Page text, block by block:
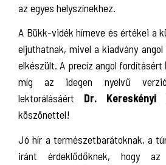
az egyes helyszínekhez.
A Bükk-vidék hírneve és értékei a
eljuthatnak, mivel a kiadvány
elkészült. A precíz angol fordításért
míg az idegen nyelvű
lektorálásáért Dr. Kereskényi
köszönettel!
Jó hír a természetbarátoknak, a
iránt érdeklődőknek, hogy az